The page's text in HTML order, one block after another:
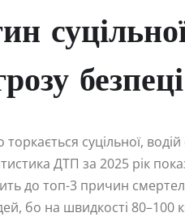
безпеці
суцільної,
ДТП за 2025 рік
до топ-3 причин
бо на швидкості 80–100